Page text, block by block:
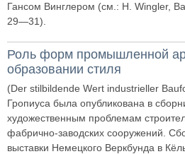
Гансом Винглером (см.: H. Wingler,
29—31).
Роль форм промышленной
образовании стиля
(Der stilbildende Wert industrieller
Гропиуса была опубликована в
художественным проблемам
фабрично-заводских сооружений.
выставки Немецкого Веркбунда в